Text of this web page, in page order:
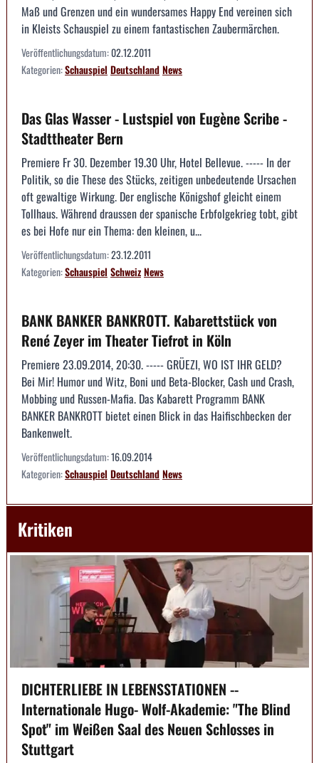
Maß und Grenzen und ein wundersames Happy End vereinen sich
in Kleists Schauspiel zu einem fantastischen Zaubermärchen.
Veröffentlichungsdatum:02.12.2011
Kategorien:Schauspiel DeutschlandNews
Das Glas Wasser - Lustspiel von Eugène Scribe -
Stadttheater Bern
Premiere Fr 30. Dezember 19.30 Uhr, Hotel Bellevue. ----- In der
Politik, so die These des Stücks, zeitigen unbedeutende Ursachen
oft gewaltige Wirkung. Der englische Königshof gleicht einem
Tollhaus. Während draussen der spanische Erbfolgekrieg tobt, gibt
es bei Hofe nur ein Thema: den kleinen, u...
Veröffentlichungsdatum:23.12.2011
Kategorien:Schauspiel SchweizNews
BANK BANKER BANKROTT. Kabarettstück von
René Zeyer im Theater Tiefrot in Köln
Premiere 23.09.2014, 20:30. ----- GRÜEZI, WO IST IHR GELD?
Bei Mir! Humor und Witz, Boni und Beta-Blocker, Cash und Crash,
Mobbing und Russen-Mafia. Das Kabarett Programm BANK
BANKER BANKROTT bietet einen Blick in das Haifischbecken der
Bankenwelt.
Veröffentlichungsdatum:16.09.2014
Kategorien:Schauspiel DeutschlandNews
Kritiken
DICHTERLIEBE IN LEBENSSTATIONEN --
Internationale Hugo- Wolf-Akademie: "The Blind
Spot" im Weißen Saal des Neuen Schlosses in
Stuttgart